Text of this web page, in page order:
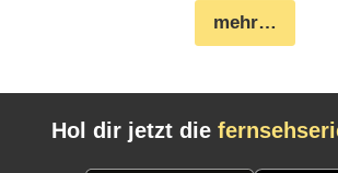
mehr…
Hol dir jetzt die